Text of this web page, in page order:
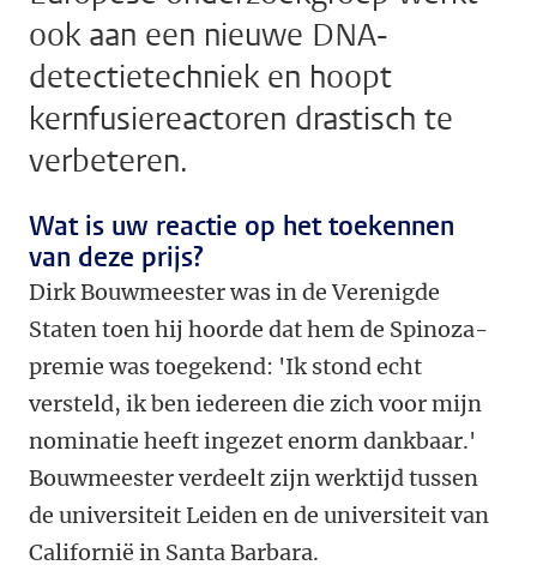
ook aan een nieuwe DNA-
detectietechniek en hoopt
kernfusiereactoren drastisch te
verbeteren.
Wat is uw reactie op het toekennen
van deze prijs?
Dirk Bouwmeester was in de Verenigde
Staten toen hij hoorde dat hem de Spinoza-
premie was toegekend: 'Ik stond echt
versteld, ik ben iedereen die zich voor mijn
nominatie heeft ingezet enorm dankbaar.'
Bouwmeester verdeelt zijn werktijd tussen
de universiteit Leiden en de universiteit van
Californië in Santa Barbara.